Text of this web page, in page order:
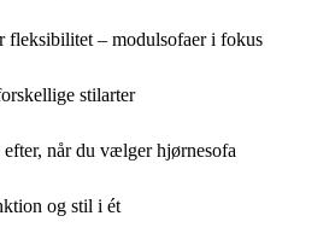
fleksibilitet – modulsofaer i fokus
stilarter
når du vælger hjørnesofa
og stil i ét